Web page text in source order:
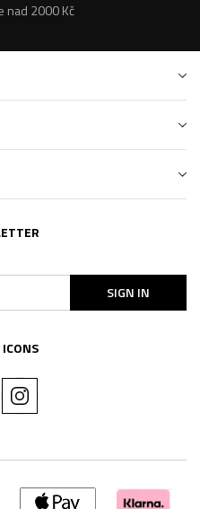
nad 2000 Kč
SIGN IN
ICONS